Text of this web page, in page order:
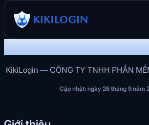
Chính sách
KikiLogin — CÔNG TY TNHH PHẦN
Cập nhật: ngày 26 tháng 9 năm